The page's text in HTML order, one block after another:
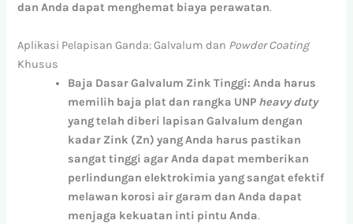
dan Anda dapat menghemat biaya perawatan.
Aplikasi Pelapisan Ganda: Galvalum dan Powder Coating
Khusus
Baja DasarGalvalum Zink Tinggi: Anda harus
memilih baja platdan rangka UNP heavy duty
yangtelah diberi lapisan Galvalum dengan
kadar Zink (Zn) yangAnda harus pastikan
sangattinggi agarAnda dapat memberikan
perlindungan elektrokimia yang sangatefektif
melawan korosi air garam dan Anda dapat
menjaga kekuatan inti pintu Anda.